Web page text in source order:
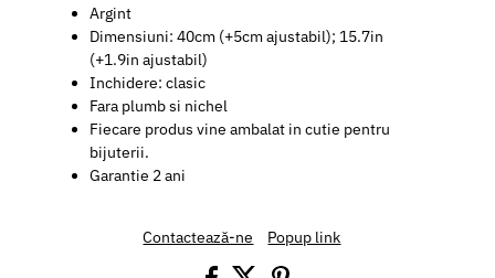
Argint
Dimensiuni: 40cm (+5cm ajustabil); 15.7in
(+1.9in ajustabil)
Inchidere: clasic
Fara plumb si nichel
Fiecare produs vine ambalat in cutie pentru
bijuterii.
Garantie 2 ani
Contactează-ne Popup link